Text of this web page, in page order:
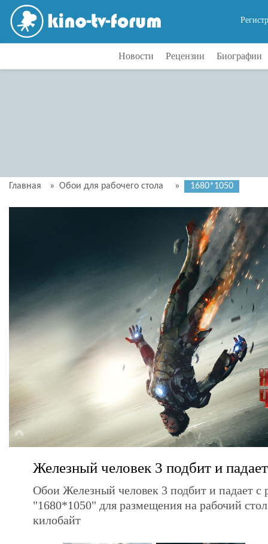
Новости Рецензии Биографии
Главная » Обои для рабочего стола » 1680*1050
Железный человек 3 подбит и падает
Обои Железный человек 3 подбит и падает с
"1680*1050" для размещения на рабочий
килобайт